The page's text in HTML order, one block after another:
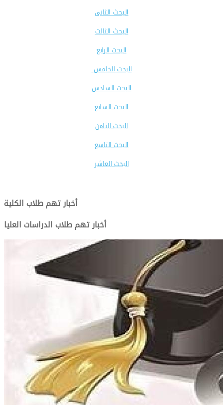
البحث الثانى
البحث الثالث
البحث الرابع
البحث الخامس
البحث السادس
البحث السابع
البحث الثامن
البحث التاسع
البحث العاشر
أخبار تهم طلاب الكلية
أخبار تهم طلاب الدراسات العليا